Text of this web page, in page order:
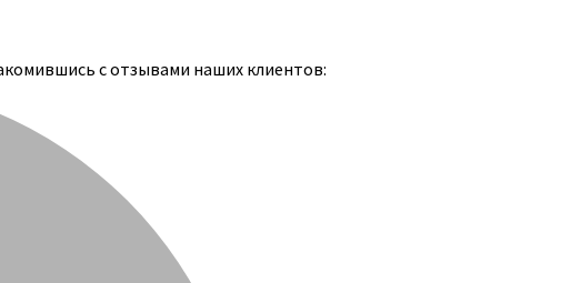
с отзывами наших клиентов: